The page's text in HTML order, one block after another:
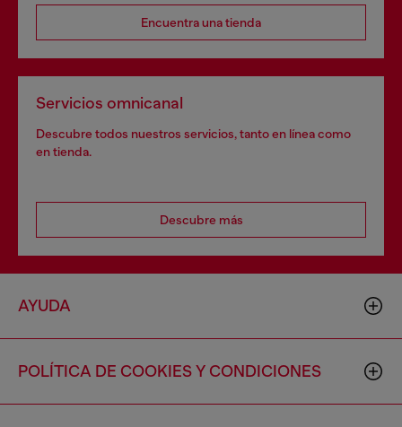
Encuentra una tienda
Servicios omnicanal
Descubre todos nuestros servicios, tanto en línea como
en tienda.
Descubre más
AYUDA
POLÍTICA DE COOKIES Y CONDICIONES